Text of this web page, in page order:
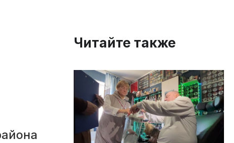
Читайте также